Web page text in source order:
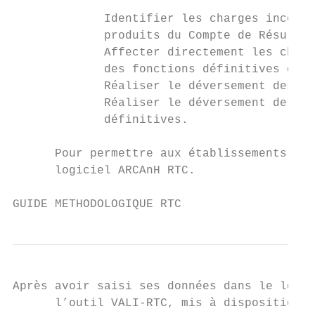
Identifier les charges
produits du Compte de
Affecter directement les
des fonctions définitives et
Réaliser le déversement des
Réaliser le déversement des
             définitives.
Pour permettre aux établissements
      logiciel ARCAnH RTC.
GUIDE METHODOLOGIQUE
Après avoir saisi ses données dans le
l’outil VALI-RTC, mis à disposition